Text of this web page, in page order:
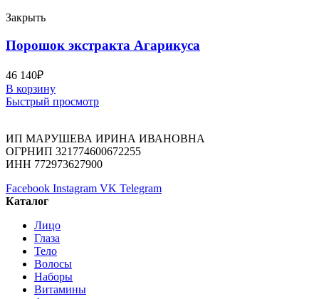
Закрыть
Порошок экстракта Агарикуса
46 140₽
В корзину
Быстрый просмотр
ИП МАРУШЕВА ИРИНА ИВАНОВНА
ОГРНИП 321774600672255
ИНН 772973627900
Facebook Instagram VK Telegram
Каталог
Лицо
Глаза
Тело
Волосы
Наборы
Витамины